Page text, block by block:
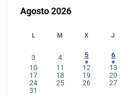
Agosto 2026
L M X J
3
4 5 6
10
11 12 13
17
18 19 20
24
25 26 27
31